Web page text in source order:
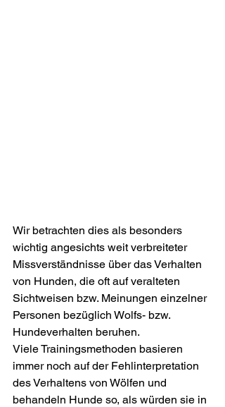
Wir betrachten dies als besonders
wichtig angesichts weit verbreiteter
Missverständnisse über das Verhalten
von Hunden, die oft auf veralteten
Sichtweisen bzw. Meinungen einzelner
Personen bezüglich Wolfs- bzw.
Hundeverhalten beruhen.
Viele Trainingsmethoden basieren
immer noch auf der Fehlinterpretation
des Verhaltens von Wölfen und
behandeln Hunde so, als würden sie in